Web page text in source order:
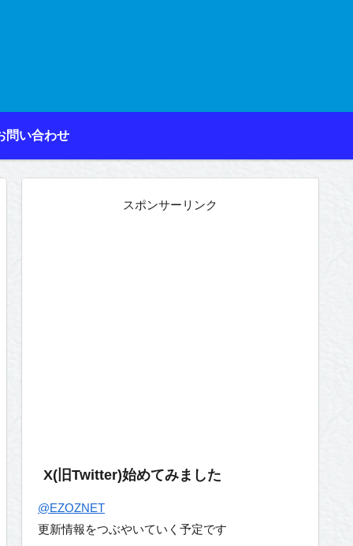
問い合わせ
スポンサーリンク
X(旧Twitter)始めてみました
@EZOZNET
更新情報をつぶやいていく予定です